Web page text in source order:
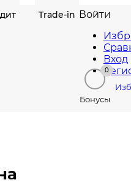
Trade-in Войти
Вход
0
Бонусы